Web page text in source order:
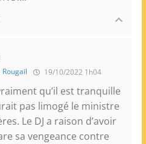
Rougail 19/10/2022 1h04
qu’il est tranquille
pas limogé le ministre
Le DJ a raison d’avoir
sa vengeance contre